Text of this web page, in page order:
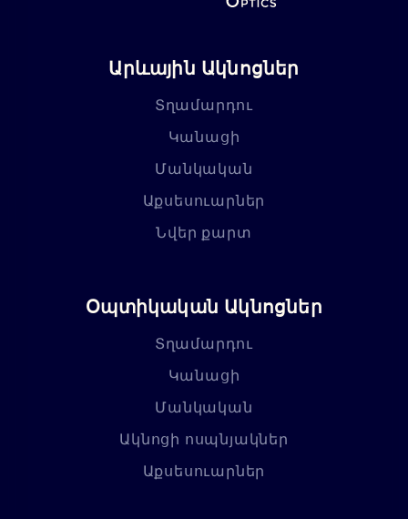
Արևային Ակնոցներ
Տղամարդու
Կանացի
Մանկական
Աքսեսուարներ
Նվեր քարտ
Օպտիկական Ակնոցներ
Տղամարդու
Կանացի
Մանկական
Ակնոցի ոսպնյակներ
Աքսեսուարներ